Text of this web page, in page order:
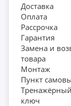
Доставка
Оплата
Рассрочка
Гарантия
Замена и
товара
Монтаж
Пункт
ключ